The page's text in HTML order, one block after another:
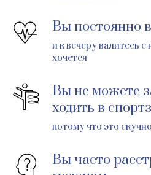
Вы постоянно
и к вечеру валитесь
хочется
Вы не можете
ходить в
потому что это
Вы часто